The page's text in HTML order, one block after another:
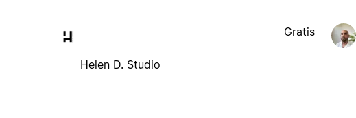
Helen D. Studio
Gratis